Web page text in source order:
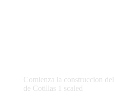
Comienza la construccion
de Cotillas 1 scaled